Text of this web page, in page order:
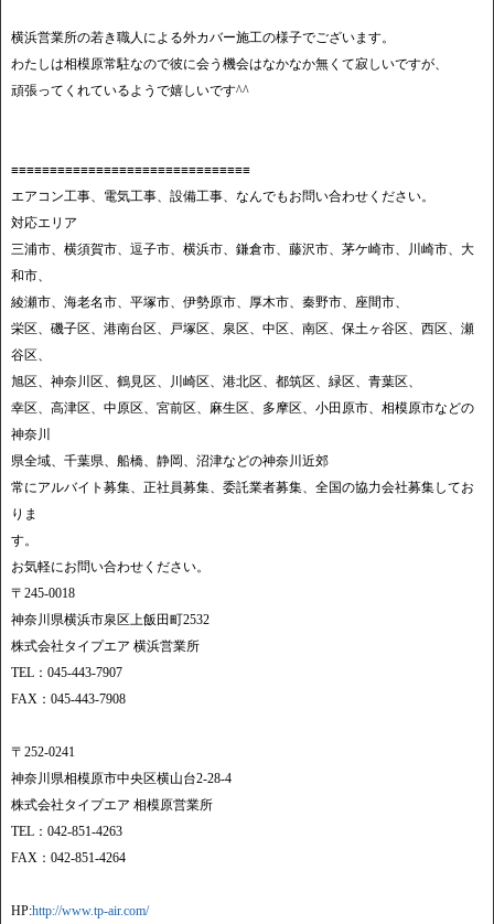
横浜営業所の若き職人による外カバー施工の様子でございます。
わたしは相模原常駐なので彼に会う機会はなかなか無くて寂しいですが、
頑張ってくれているようで嬉しいです^^
≡≡≡≡≡≡≡≡≡≡≡≡≡≡≡≡≡≡≡≡≡≡≡≡≡≡≡≡≡≡≡
エアコン工事、電気工事、設備工事、なんでもお問い合わせください。
対応エリア
三浦市、横須賀市、逗子市、横浜市、鎌倉市、藤沢市、茅ケ崎市、川崎市、大
和市、
綾瀬市、海老名市、平塚市、伊勢原市、厚木市、秦野市、座間市、
栄区、磯子区、港南台区、戸塚区、泉区、中区、南区、保土ヶ谷区、西区、瀬
谷区、
旭区、神奈川区、鶴見区、川崎区、港北区、都筑区、緑区、青葉区、
幸区、高津区、中原区、宮前区、麻生区、多摩区、小田原市、相模原市などの
神奈川
県全域、千葉県、船橋、静岡、沼津などの神奈川近郊
常にアルバイト募集、正社員募集、委託業者募集、全国の協力会社募集してお
りま
す。
お気軽にお問い合わせください。
〒245-0018
神奈川県横浜市泉区上飯田町2532
株式会社タイプエア 横浜営業所
TEL：045-443-7907
FAX：045-443-7908
〒252-0241
神奈川県相模原市中央区横山台2-28-4
株式会社タイプエア 相模原営業所
TEL：042-851-4263
FAX：042-851-4264
HP:http://www.tp-air.com/